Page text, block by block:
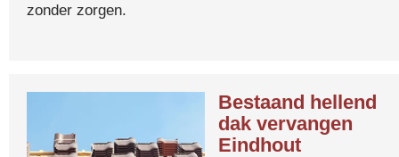
zonder zorgen.
Bestaand hellend
dak vervangen
Eindhout